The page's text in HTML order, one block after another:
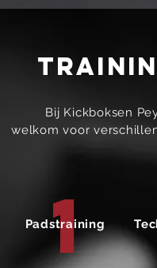
Bij Kickboksen
welkomvoor
1
Padstraining